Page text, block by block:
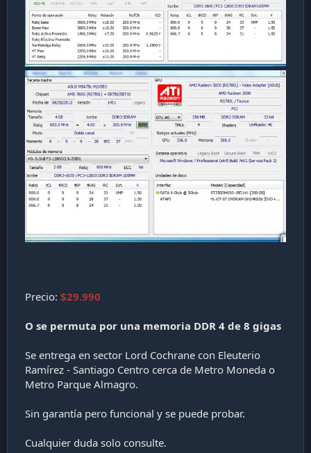
Precio: $29.990
O se permuta por una memoria DDR 4 de 8 gigas
Se entrega en sector Lord Cochrane con Eleuterio
Ramírez - Santiago Centro cerca de Metro Moneda o
Metro Parque Almagro.
Sin garantía pero funcional y se puede probar.
Cualquier duda solo consulte.